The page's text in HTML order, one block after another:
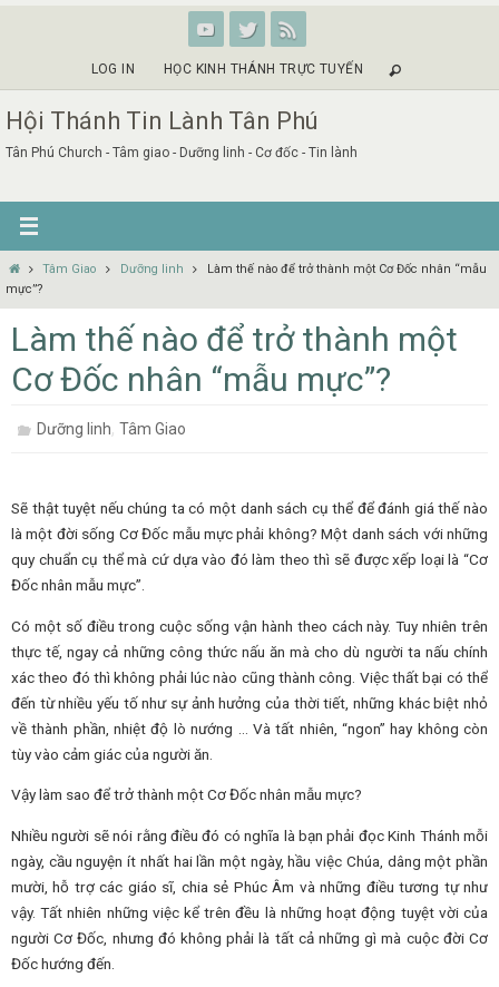
LOG IN HỌC KINH THÁNH TRỰC TUYẾN
Hội Thánh Tin Lành Tân Phú
Tân Phú Church - Tâm giao - Dưỡng linh - Cơ đốc - Tin lành
HomeTâm Giao Dưỡng linh
Làm thế nào để trở thành một Cơ Đốc nhân “mẫu
mực”?
Làm thế nào để trở thành một
Cơ Đốc nhân “mẫu mực”?
Dưỡng linh,Tâm Giao
Sẽ thật tuyệt nếu chúng ta có một danh sách cụ thể để đánh giá thế nào
là một đời sống Cơ Đốc mẫu mực phải không? Một danh sách với những
quy chuẩn cụ thể mà cứ dựa vào đó làm theo thì sẽ được xếp loại là “Cơ
Đốc nhân mẫu mực”.
Có một số điều trong cuộc sống vận hành theo cách này. Tuy nhiên trên
thực tế, ngay cả những công thức nấu ăn mà cho dù người ta nấu chính
xác theo đó thì không phải lúc nào cũng thành công. Việc thất bại có thể
đến từ nhiều yếu tố như sự ảnh hưởng của thời tiết, những khác biệt nhỏ
về thành phần, nhiệt độ lò nướng … Và tất nhiên, “ngon” hay không còn
tùy vào cảm giác của người ăn.
Vậy làm sao để trở thành một Cơ Đốc nhân mẫu mực?
Nhiều người sẽ nói rằng điều đó có nghĩa là bạn phải đọc Kinh Thánh mỗi
ngày, cầu nguyện ít nhất hai lần một ngày, hầu việc Chúa, dâng một phần
mười, hỗ trợ các giáo sĩ, chia sẻ Phúc Âm và những điều tương tự như
vậy. Tất nhiên những việc kể trên đều là những hoạt động tuyệt vời của
người Cơ Đốc, nhưng đó không phải là tất cả những gì mà cuộc đời Cơ
Đốc hướng đến.